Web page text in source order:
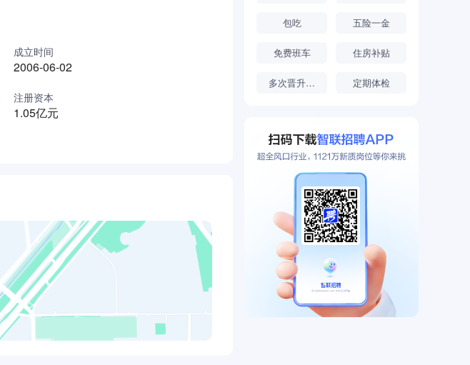
成立时间
2006-06-02
注册资本
1.05亿元
包吃 五险一金
免费班车 住房补贴
多次晋升机会 定期体检